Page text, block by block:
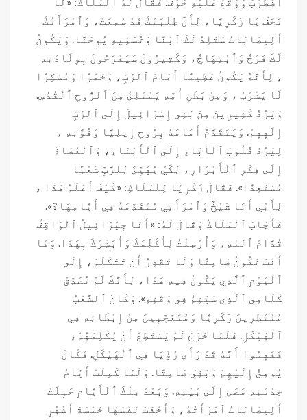
تَخَفْ يَا زَكَرِيَّا، لِأَنَّ طِلْبَتَكَ قَدْ سُمِعَتْ، وَٱمْرَأَتُكَ
أَلِيصَابَاتُ سَتَلِدُ لَكَ ٱبْنًا وَتُسَمِّيهِ يُوحَنَّا. وَيَكُونُ
لَكَ فَرَحٌ وَٱبْتِهَاجٌ، وَكَثِيرُونَ سَيَفْرَحُونَ بِوِلَادَتِهِ
، لِأَنَّهُ يَكُونُ عَظِيمًا أَمَامَ ٱلرَّبِّ، وَخَمْرًا وَمُسْكِرًا
لَا يَشْرَبُ ، وَمِنْ بَطْنِ أُمِّهِ يَمْتَلِئُ مِنَ ٱلرُّوحِ ٱلْقُدُسِ.
وَيَرُدُّ كَثِيرِينَ مِنْ بَنِي إِسْرَائِيلَ إِلَى ٱلرَّبِّ
إِلَهِهِمْ. وَيَتَقَدَّمُ أَمَامَهُ بِرُوحِ إِيلِيَّا وَقُوَّتِهِ ،
لِيَرُدَّ قُلُوبَ ٱلْآبَاءِ إِلَى ٱلْأَبْنَاءِ، وَٱلْعُصَاةَ
إِلَى فِكْرِ ٱلْأَبْرَارِ، لِكَيْ يُهَيِّئَ لِلرَّبِّ شَعْبًا
مُسْتَعِدًّا». فَقَالَ زَكَرِيَّا لِلْمَلَاكِ: «كَيْفَ أَعْلَمُ هَذَا ،
لِأَنِّي أَنَا شَيْخٌ وَٱمْرَأَتِي مُتَقَدِّمَةٌ فِي أَيَّامِهَا؟».
فَأَجَابَ ٱلْمَلَاكُ وَقَالَ لَهُ: «أَنَا جِبْرَائِيلُ ٱلْوَاقِفُ
قُدَّامَ ٱللهِ، وَأُرْسِلْتُ لِأُكَلِّمَكَ وَأُبَشِّرَكَ بِهَذَا. وَهَا
أَنْتَ تَكُونُ صَامِتًا وَلَا تَقْدِرُ أَنْ تَتَكَلَّمَ، إِلَى
ٱلْيَوْمِ ٱلَّذِي يَكُونُ فِيهِ هَذَا، لِأَنَّكَ لَمْ تُصَدِّقْ
كَلَامِي ٱلَّذِي سَيَتِمُّ فِي وَقْتِهِ». وَكَانَ ٱلشَّعْبُ
مُنْتَظِرِينَ زَكَرِيَّا وَمُتَعّجِّبِينَ مِنْ إِبْطَائِهِ فِي
ٱلْهَيْكَلِ. فَلَمَّا خَرَجَ لَمْ يَسْتَطِعْ أَنْ يُكَلِّمَهُمْ،
فَفَهِمُوا أَنَّهُ قَدْ رَأَى رُؤْيَا فِي ٱلْهَيْكَلِ. فَكَانَ
يُومِئُ إِلَيْهِمْ وَبَقِيَ صَامِتًا. وَلَمَّا كَمِلَتْ أَيَّامُ
خِدْمَتِهِ مَضَى إِلَى بَيْتِهِ. وَبَعْدَ تِلْكَ ٱلْأَيَّامِ حَبِلَتْ
أَلِيصَابَاتُ ٱمْرَأَتُهُ، وَأَخْفَتْ نَفْسَهَا خَمْسَةَ أَشْهُرٍ